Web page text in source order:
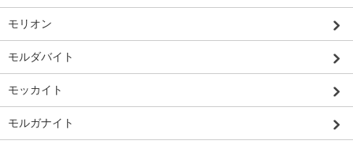
モリオン
モルダバイト
モッカイト
モルガナイト